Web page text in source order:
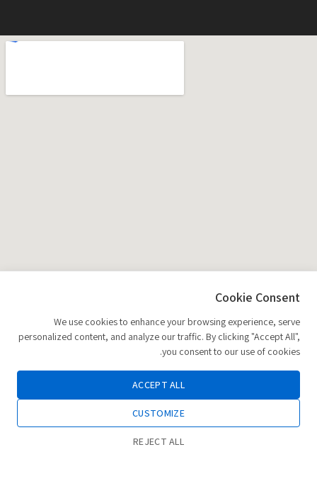
הוספה לסל 0
Cookie Consent
We use cookies to enhance your browsing experience, serve
personalized content, and analyze our traffic. By clicking "Accept All",
you consent to our use of cookies.
ACCEPT ALL
CUSTOMIZE
REJECT ALL